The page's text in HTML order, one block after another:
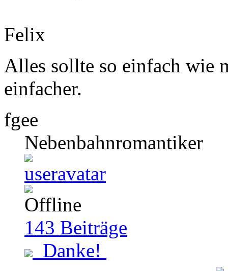
Felix
Alles sollte so einfach wie
einfacher.
fgee
Nebenbahnromantiker
143 Beiträge
Danke!